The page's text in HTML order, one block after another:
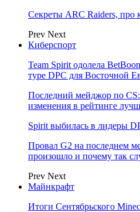
Секреты ARC Raiders, про
Prev Next
Киберспорт
Team Spirit одолела
туре DPC для Восточной
Последний мейджор по
изменения в рейтинге
Spirit выбилась в лидеры
Провал G2 на последнем
произошло и почему так
Prev Next
Майнкрафт
Итоги Сентябрьского